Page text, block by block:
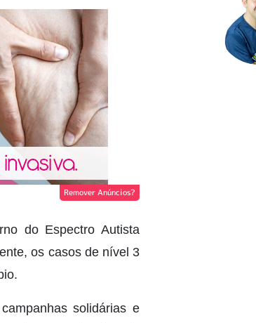
Remover Anúncios?
do Espectro Autista
os casos de nível 3
solidárias e